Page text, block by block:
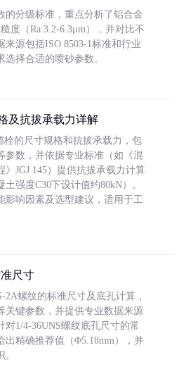
的分级标准，重点分析了铝合金
度（Ra 3.2-6.3μm），并对比不
来源包括ISO 8503-1标准和行业
择合适的喷砂参数。
及抗拔承载力详解
栓的尺寸规格和抗拔承载力，包
参数，并依据专业标准（如《混
JGJ 145）提供抗拔承载力计算
强度C30下设计值约80kN）。
影响因素及选型建议，适用于工
尺寸
2A螺纹的标准尺寸及底孔计算，
关键参数，并提供专业数据来源
对1/4-36UNS螺纹底孔尺寸的常
出精确推荐值（Φ5.18mm），并